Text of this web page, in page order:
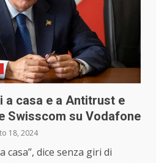
a casa e a Antitrust e
Swisscom su Vodafone
18, 2024
casa”, dice senza giri di